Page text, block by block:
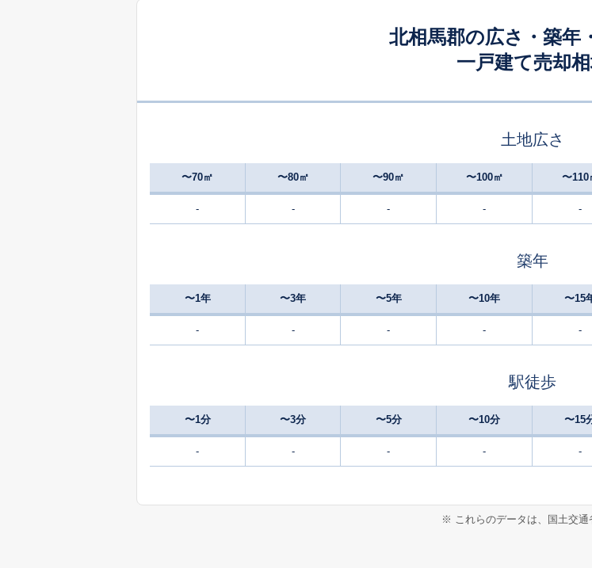
北相馬郡の広さ・築年
一戸建て売却
土地広さ
〜70㎡ 〜80㎡ 〜90㎡ 〜100㎡ 〜110
- - - - -
築年
〜1年 〜3年 〜5年 〜10年 〜15
- - - - -
駅徒歩
〜1分 〜3分 〜5分 〜10分 〜15
- - - - -
※ これらのデータは、国土交通